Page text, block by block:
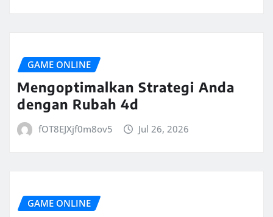
GAME ONLINE
Mengoptimalkan Strategi Anda
dengan Rubah 4d
fOT8EJXjf0m8ov5 Jul 26, 2026
GAME ONLINE